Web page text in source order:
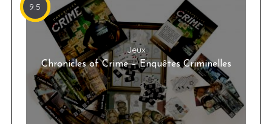
9.5
Jeux
Chronicles of Crime – Enquêtes Criminelles